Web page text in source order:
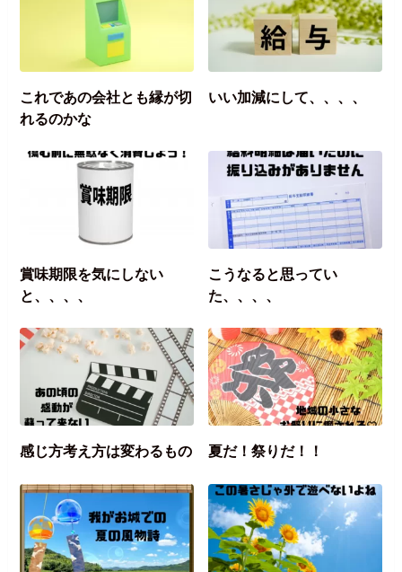
これであの会社とも縁が切
れるのかな
いい加減にして、、、、
賞味期限を気にしない
と、、、、
こうなると思ってい
た、、、、
感じ方考え方は変わるもの 夏だ！祭りだ！！